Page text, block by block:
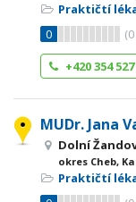
Praktičtí
0
(0
+420 354
MUDr. Jana
Dolní
okres Cheb,
Praktičtí